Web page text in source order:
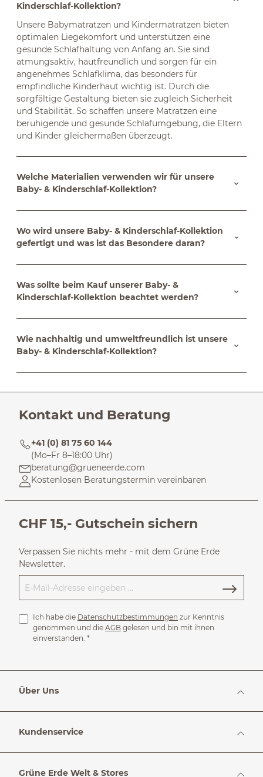
Kinderschlaf-Kollektion?
Unsere Babymatratzen und Kindermatratzen bieten
optimalen Liegekomfort und unterstützen eine
gesunde Schlafhaltung von Anfang an. Sie sind
atmungsaktiv, hautfreundlich und sorgen für ein
angenehmes Schlafklima, das besonders für
empfindliche Kinderhaut wichtig ist. Durch die
sorgfältige Gestaltung bieten sie zugleich Sicherheit
und Stabilität. So schaffen unsere Matratzen eine
beruhigende und gesunde Schlafumgebung, die Eltern
und Kinder gleichermaßen überzeugt.
Welche Materialien verwenden wir für unsere
Baby- & Kinderschlaf-Kollektion?
Wo wird unsere Baby- & Kinderschlaf-Kollektion
gefertigt und was ist das Besondere daran?
Was sollte beim Kauf unserer Baby- &
Kinderschlaf-Kollektion beachtet werden?
Wie nachhaltig und umweltfreundlich ist unsere
Baby- & Kinderschlaf-Kollektion?
Kontakt und Beratung
+41 (0) 81 75 60 144
(Mo–Fr 8–18:00 Uhr)
beratung@grueneerde.com
Kostenlosen Beratungstermin vereinbaren
CHF 15,- Gutschein sichern
Verpassen Sie nichts mehr - mit dem Grüne Erde
Newsletter.
Ich habe die Datenschutzbestimmungen zur Kenntnis
genommen und die AGB gelesen und bin mit ihnen
einverstanden. *
Über Uns
Kundenservice
Grüne Erde Welt & Stores